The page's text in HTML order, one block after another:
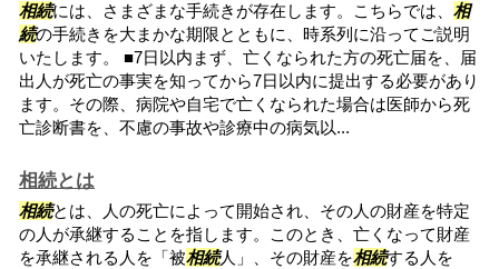
相続には、さまざまな手続きが存在します。こちらでは、 相
続の手続きを大まかな期限とともに、時系列に沿ってご説明
いたします。 ■7日以内まず、亡くなられた方の死亡届を、届
出人が死亡の事実を知ってから7日以内に提出する必要があり
ます。その際、病院や自宅で亡くなられた場合は医師から死
亡診断書を、不慮の事故や診療中の病気以...
相続とは
相続とは、人の死亡によって開始され、その人の財産を特定
の人が承継することを指します。このとき、亡くなって財産
を承継される人を「被相続人」、その財産を相続する人を